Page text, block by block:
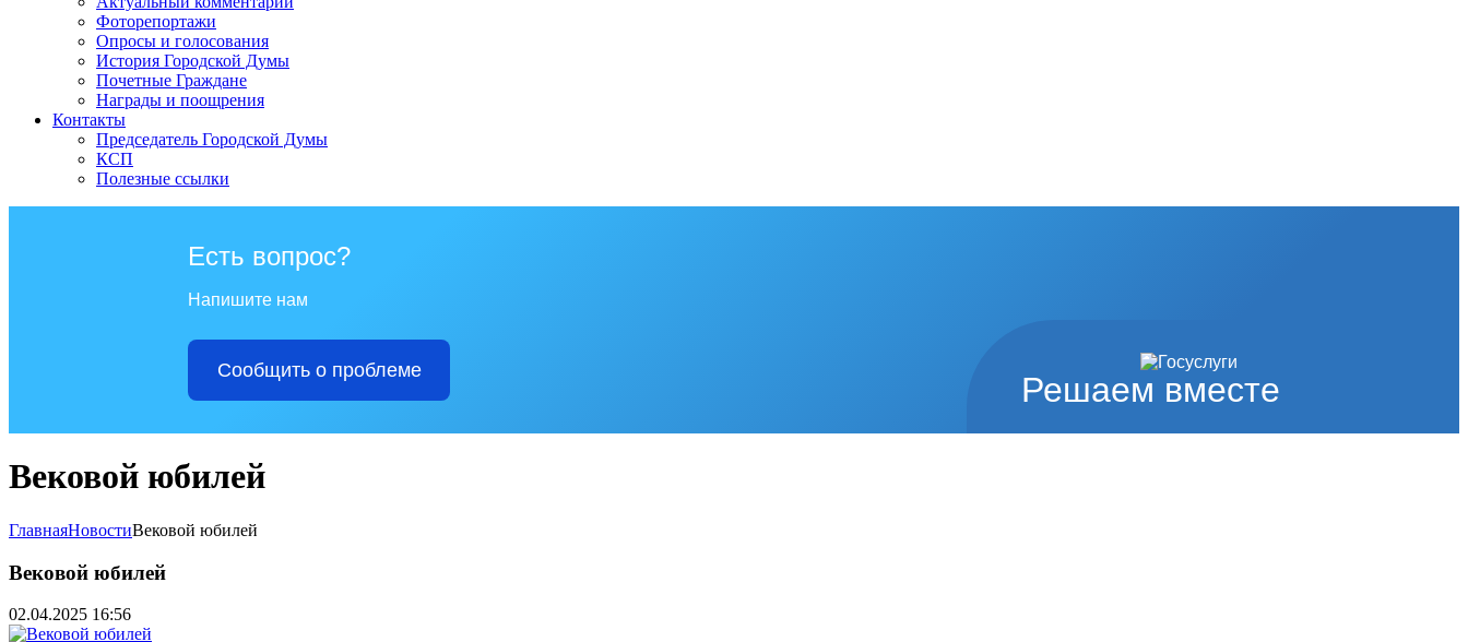
Фоторепортажи
Опросы и голосования
История Городской Думы
Почетные Граждане
Награды и поощрения
Контакты
Председатель Городской Думы
КСП
Полезные ссылки
Решаем вместе
Есть вопрос?
Напишите нам
Сообщить о проблеме
Вековой юбилей
ГлавнаяНовостиВековой юбилей
Вековой юбилей
02.04.2025 16:56